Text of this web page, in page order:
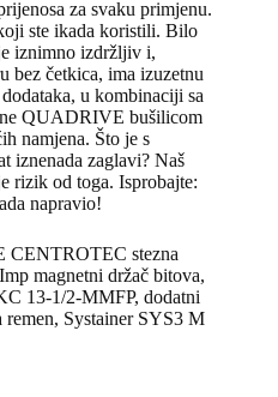
za svaku primjenu.
ste ikada koristili. Bilo
iznimno izdržljiv i,
bez četkica, ima izuzetnu
u kombinaciji sa
QUADRIVE bušilicom
namjena. Što je s
iznenada zaglavi? Naš
rizik od toga. Isprobajte:
napravio!
CENTROTEC stezna
magnetni držač bitova,
13-1/2-MMFP, dodatni
Systainer SYS3 M